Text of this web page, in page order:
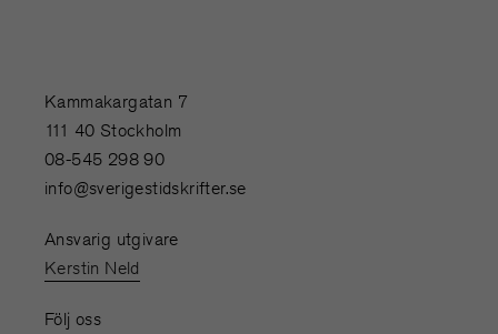
Kammakargatan 7
111 40 Stockholm
08-545 298 90
info@sverigestidskrifter.se
Ansvarig utgivare
Kerstin Neld
Följ oss